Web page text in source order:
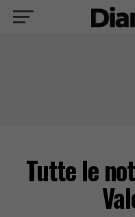
Tutte le